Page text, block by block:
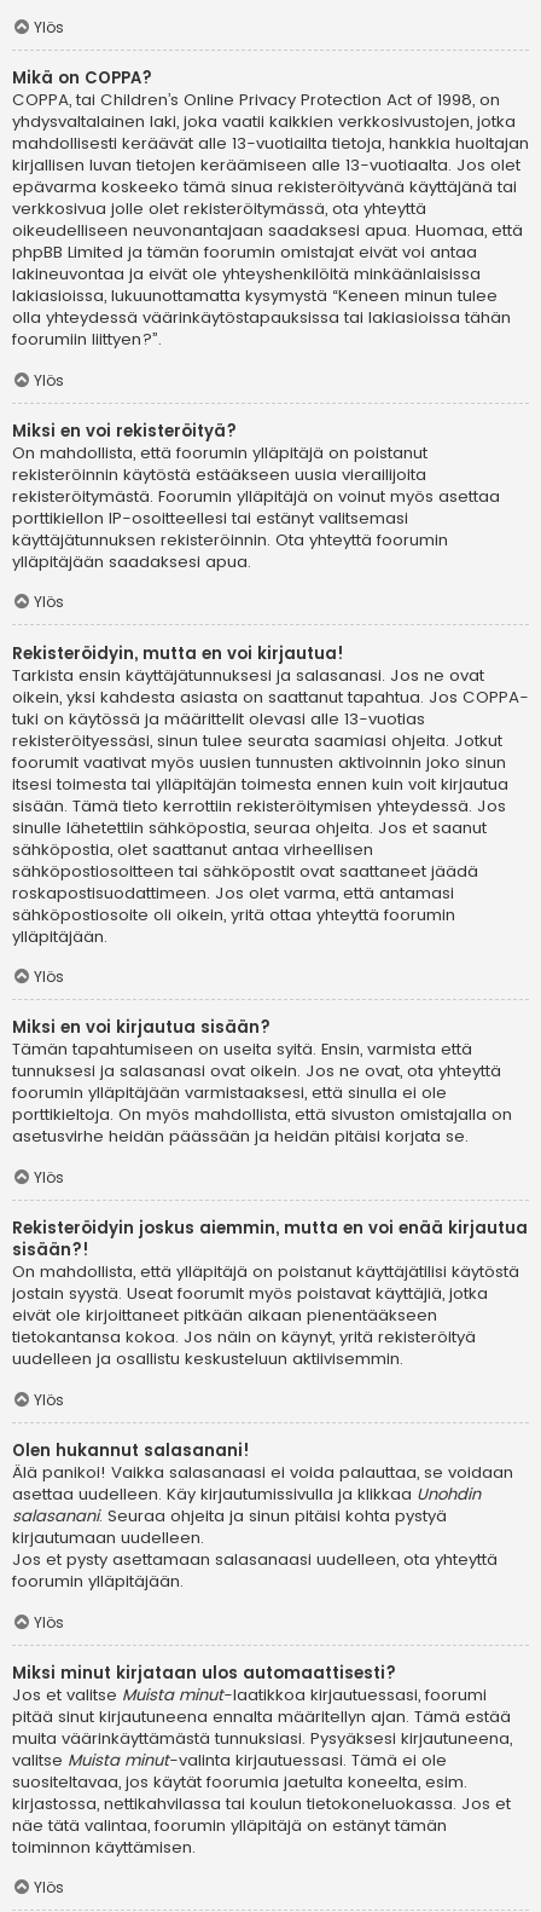
Ylös
Mikä on COPPA?
COPPA, tai Children’s Online Privacy Protection Act of 1998, on
yhdysvaltalainen laki, joka vaatii kaikkien verkkosivustojen, jotka
mahdollisesti keräävät alle 13-vuotiailta tietoja, hankkia huoltajan
kirjallisen luvan tietojen keräämiseen alle 13-vuotiaalta. Jos olet
epävarma koskeeko tämä sinua rekisteröityvänä käyttäjänä tai
verkkosivua jolle olet rekisteröitymässä, ota yhteyttä
oikeudelliseen neuvonantajaan saadaksesi apua. Huomaa, että
phpBB Limited ja tämän foorumin omistajat eivät voi antaa
lakineuvontaa ja eivät ole yhteyshenkilöitä minkäänlaisissa
lakiasioissa, lukuunottamatta kysymystä “Keneen minun tulee
olla yhteydessä väärinkäytöstapauksissa tai lakiasioissa tähän
foorumiin liittyen?”.
Ylös
Miksi en voi rekisteröityä?
On mahdollista, että foorumin ylläpitäjä on poistanut
rekisteröinnin käytöstä estääkseen uusia vierailijoita
rekisteröitymästä. Foorumin ylläpitäjä on voinut myös asettaa
porttikiellon IP-osoitteellesi tai estänyt valitsemasi
käyttäjätunnuksen rekisteröinnin. Ota yhteyttä foorumin
ylläpitäjään saadaksesi apua.
Ylös
Rekisteröidyin, mutta en voi kirjautua!
Tarkista ensin käyttäjätunnuksesi ja salasanasi. Jos ne ovat
oikein, yksi kahdesta asiasta on saattanut tapahtua. Jos COPPA-
tuki on käytössä ja määrittelit olevasi alle 13-vuotias
rekisteröityessäsi, sinun tulee seurata saamiasi ohjeita. Jotkut
foorumit vaativat myös uusien tunnusten aktivoinnin joko sinun
itsesi toimesta tai ylläpitäjän toimesta ennen kuin voit kirjautua
sisään. Tämä tieto kerrottiin rekisteröitymisen yhteydessä. Jos
sinulle lähetettiin sähköpostia, seuraa ohjeita. Jos et saanut
sähköpostia, olet saattanut antaa virheellisen
sähköpostiosoitteen tai sähköpostit ovat saattaneet jäädä
roskapostisuodattimeen. Jos olet varma, että antamasi
sähköpostiosoite oli oikein, yritä ottaa yhteyttä foorumin
ylläpitäjään.
Ylös
Miksi en voi kirjautua sisään?
Tämän tapahtumiseen on useita syitä. Ensin, varmista että
tunnuksesi ja salasanasi ovat oikein. Jos ne ovat, ota yhteyttä
foorumin ylläpitäjään varmistaaksesi, että sinulla ei ole
porttikieltoja. On myös mahdollista, että sivuston omistajalla on
asetusvirhe heidän päässään ja heidän pitäisi korjata se.
Ylös
Rekisteröidyin joskus aiemmin, mutta en voi enää kirjautua
sisään?!
On mahdollista, että ylläpitäjä on poistanut käyttäjätilisi käytöstä
jostain syystä. Useat foorumit myös poistavat käyttäjiä, jotka
eivät ole kirjoittaneet pitkään aikaan pienentääkseen
tietokantansa kokoa. Jos näin on käynyt, yritä rekisteröityä
uudelleen ja osallistu keskusteluun aktiivisemmin.
Ylös
Olen hukannut salasanani!
Älä panikoi! Vaikka salasanaasi ei voida palauttaa, se voidaan
asettaa uudelleen. Käy kirjautumissivulla ja klikkaa Unohdin
salasanani. Seuraa ohjeita ja sinun pitäisi kohta pystyä
kirjautumaan uudelleen.
Jos et pysty asettamaan salasanaasi uudelleen, ota yhteyttä
foorumin ylläpitäjään.
Ylös
Miksi minut kirjataan ulos automaattisesti?
Jos et valitse Muista minut-laatikkoa kirjautuessasi, foorumi
pitää sinut kirjautuneena ennalta määritellyn ajan. Tämä estää
muita väärinkäyttämästä tunnuksiasi. Pysyäksesi kirjautuneena,
valitse Muista minut-valinta kirjautuessasi. Tämä ei ole
suositeltavaa, jos käytät foorumia jaetulta koneelta, esim.
kirjastossa, nettikahvilassa tai koulun tietokoneluokassa. Jos et
näe tätä valintaa, foorumin ylläpitäjä on estänyt tämän
toiminnon käyttämisen.
Ylös